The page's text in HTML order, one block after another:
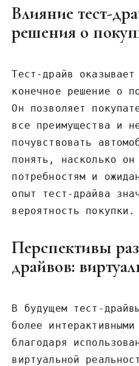
Влияние тест-
решения о
Тест-драйв
конечное решение о
Он позволяет
все преимущества и
почувствовать
понять, насколько он
потребностям и
опыт тест-драйва
вероятность покупки.
Перспективы
драйвов:
В будущем тест-
более
благодаря
виртуальной